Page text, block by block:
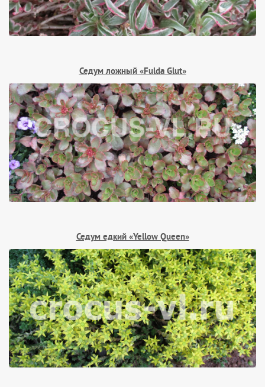
Седум ложный «Fulda Glut»
Седум едкий «Yellow Queen»